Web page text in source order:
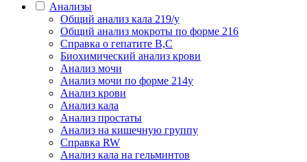
Анализы
Общий анализ кала 219/у
Общий анализ мокроты по форме 216
Справка о гепатите B,C
Биохимический анализ крови
Анализ мочи
Анализ мочи по форме 214у
Анализ крови
Анализ кала
Анализ простаты
Анализ на кишечную группу
Справка RW
Анализ кала на гельминтов